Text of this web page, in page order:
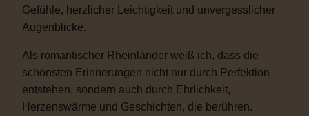
Gefühle, herzlicher Leichtigkeit und unvergesslicher
Augenblicke.
Als romantischer Rheinländer weiß ich, dass die
schönsten Erinnerungen nicht nur durch Perfektion
entstehen, sondern auch durch Ehrlichkeit,
Herzenswärme und Geschichten, die berühren.